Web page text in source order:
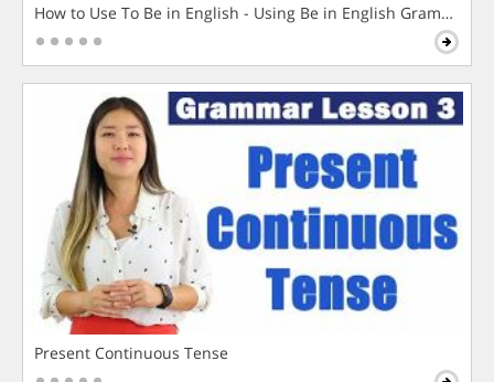
How to Use To Be in English - Using Be in English Grammar
Present Continuous Tense